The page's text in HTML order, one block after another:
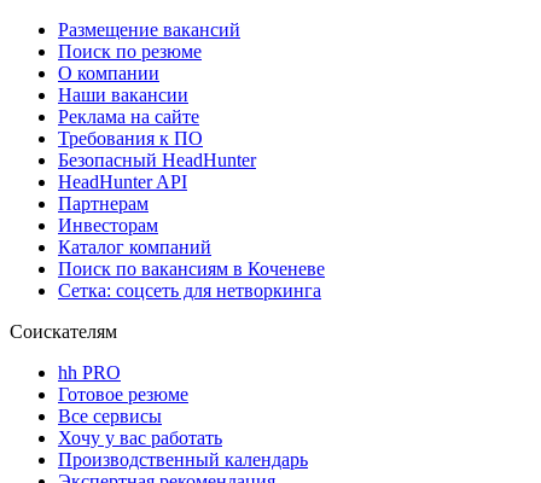
Размещение вакансий
Поиск по резюме
О компании
Наши вакансии
Реклама на сайте
Требования к ПО
Безопасный HeadHunter
HeadHunter API
Партнерам
Инвесторам
Каталог компаний
Поиск по вакансиям в Коченеве
Сетка: соцсеть для нетворкинга
Соискателям
hh PRO
Готовое резюме
Все сервисы
Хочу у вас работать
Производственный календарь